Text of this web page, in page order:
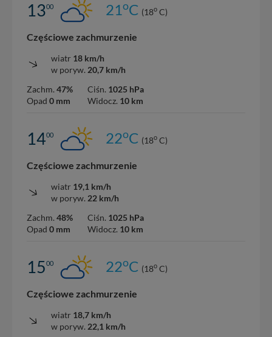
1300 21oC (18o C)
Częściowe zachmurzenie
wiatr 18 km/h
w poryw. 20,7 km/h
Zachm. 47%
Opad 0 mm
Ciśn. 1025 hPa
Widocz. 10 km
1400 22oC (18o C)
Częściowe zachmurzenie
wiatr 19,1 km/h
w poryw. 22 km/h
Zachm. 48%
Opad 0 mm
Ciśn. 1025 hPa
Widocz. 10 km
1500 22oC (18o C)
Częściowe zachmurzenie
wiatr 18,7 km/h
w poryw. 22,1 km/h